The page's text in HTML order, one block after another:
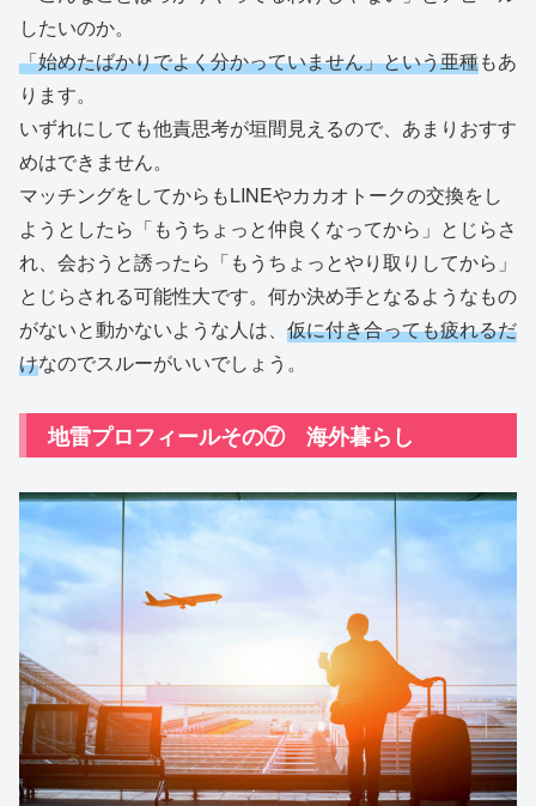
したいのか。
「始めたばかりでよく分かっていません」という亜種もあ
ります。
いずれにしても他責思考が垣間見えるので、あまりおすす
めはできません。
マッチングをしてからもLINEやカカオトークの交換をし
ようとしたら「もうちょっと仲良くなってから」とじらさ
れ、会おうと誘ったら「もうちょっとやり取りしてから」
とじらされる可能性大です。何か決め手となるようなもの
がないと動かないような人は、 仮に付き合っても疲れるだ
けなのでスルーがいいでしょう。
地雷プロフィールその⑦ 海外暮らし